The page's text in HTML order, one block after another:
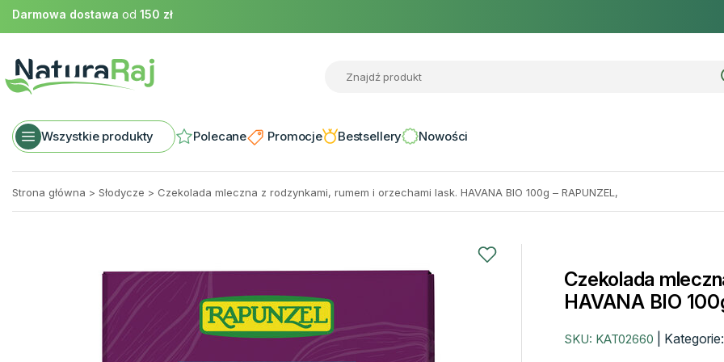
Darmowa dostawa od 150 zł
Wszystkie produkty Polecane Promocje Bestsellery Nowości
Strona główna > Słodycze > Czekolada mleczna z rodzynkami, rumem i orzechami lask. HAVANA BIO 100g – RAPUNZEL,
Czekolada
HAVANA BIO
SKU: KAT02660